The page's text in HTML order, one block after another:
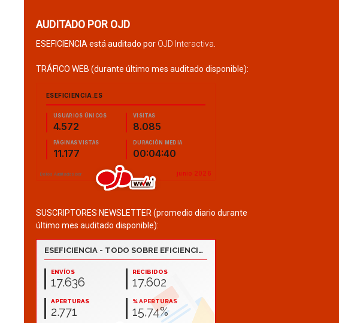
AUDITADO POR OJD
ESEFICIENCIA está auditado por OJD Interactiva
TRÁFICO WEB (durante último mes auditado disponible):
SUSCRIPTORES NEWSLETTER (promedio diario durante
último mes auditado disponible):